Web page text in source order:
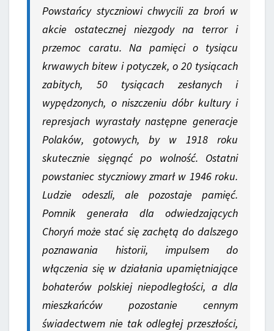
Powstańcy styczniowi chwycili za broń w
akcie ostatecznej niezgody na terror i
przemoc caratu. Na pamięci o tysiącu
krwawych bitew i potyczek, o 20 tysiącach
zabitych, 50 tysiącach zesłanych i
wypędzonych, o niszczeniu dóbr kultury i
represjach wyrastały następne generacje
Polaków, gotowych, by w 1918 roku
skutecznie sięgnąć po wolność. Ostatni
powstaniec styczniowy zmarł w 1946 roku.
Ludzie odeszli, ale pozostaje pamięć.
Pomnik generała dla odwiedzających
Choryń może stać się zachętą do dalszego
poznawania historii, impulsem do
włączenia się w działania upamiętniające
bohaterów polskiej niepodległości, a dla
mieszkańców pozostanie cennym
świadectwem nie tak odległej przeszłości,